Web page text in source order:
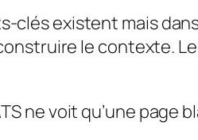
existent mais
le contexte.
ne voit qu’une page